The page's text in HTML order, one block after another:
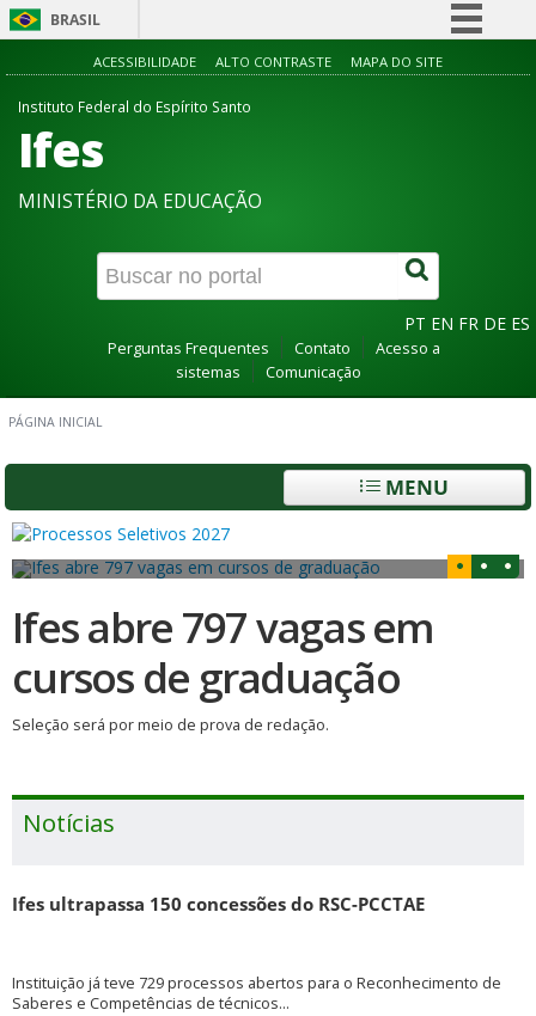
BRASIL
Simplifique!
Canais
ACESSIBILIDADE ALTO CONTRASTE MAPA DO SITE
Instituto Federal do Espírito Santo
Ifes
MINISTÉRIO DA EDUCAÇÃO
PT EN FR DE ES
Perguntas Frequentes Contato
Acesso a
sistemas
Comunicação
PÁGINA INICIAL
MENU
Ifes abre 797 vagas em
cursos de graduação
Seleção será por meio de prova de redação.
Notícias
Ifes ultrapassa 150 concessões do RSC-PCCTAE
Instituição já teve 729 processos abertos para o Reconhecimento de
Saberes e Competências de técnicos...